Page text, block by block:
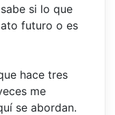
si lo que
futuro o es
hace tres
me
se abordan.